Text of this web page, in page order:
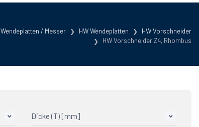
Wendeplatten / Messer HW Wendeplatten
HW Vorschneider
HW Vorschneider Z4, Rhombus
Dicke (T) [mm]